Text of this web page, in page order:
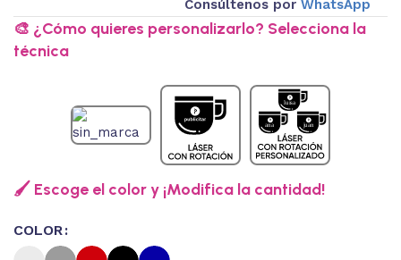
Consúltenos por WhatsApp
🎨 ¿Cómo quieres personalizarlo? Selecciona la
técnica
🖌️ Escoge el color y ¡Modifica la cantidad!
COLOR